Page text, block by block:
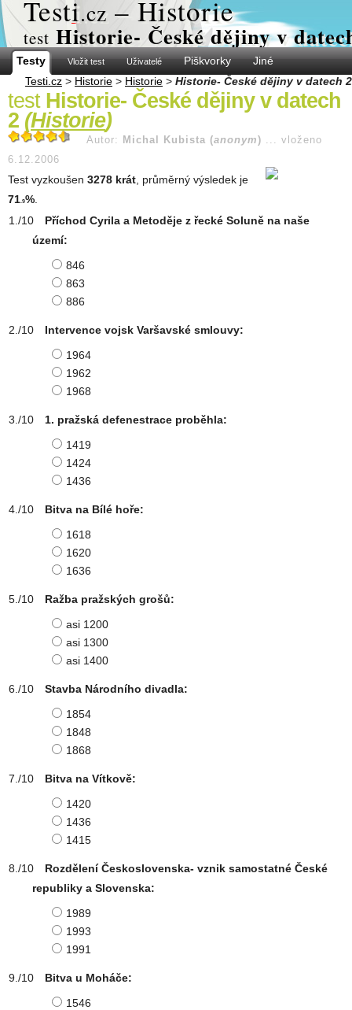
Testi.cz – Historie
test Historie- České dějiny v
Testy Vložit test Uživatelé Piškvorky
Jiné
Testi.cz > Historie > Historie > Historie- České dějiny v datech 2
test Historie- České dějiny v datech
2 (Historie)
Autor: Michal Kubista (anonym ) ... vloženo
6.12.2006
Test vyzkoušen 3278 krát , průměrný výsledek je
71 .9%
Příchod Cyrila a Metoděje z řecké Soluně na naše
území:
846
863
886
Intervence vojsk Varšavské smlouvy:
1964
1962
1968
1. pražská defenestrace proběhla:
1419
1424
1436
Bitva na Bílé hoře:
1618
1620
1636
Ražba pražských grošů:
asi 1200
asi 1300
asi 1400
Stavba Národního divadla:
1854
1848
1868
Bitva na Vítkově:
1420
1436
1415
Rozdělení Československa- vznik samostatné České
republiky a Slovenska:
1989
1993
1991
Bitva u Moháče:
1546